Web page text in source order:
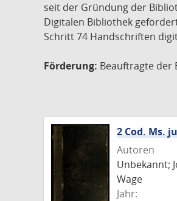
seit der Gründung der
Digitalen Bibliothek
Schritt 74 Handschriften
Förderung: Beauftragte der
2 Cod. Ms.
Autoren
Unbekannt;
Wage
Jahr: